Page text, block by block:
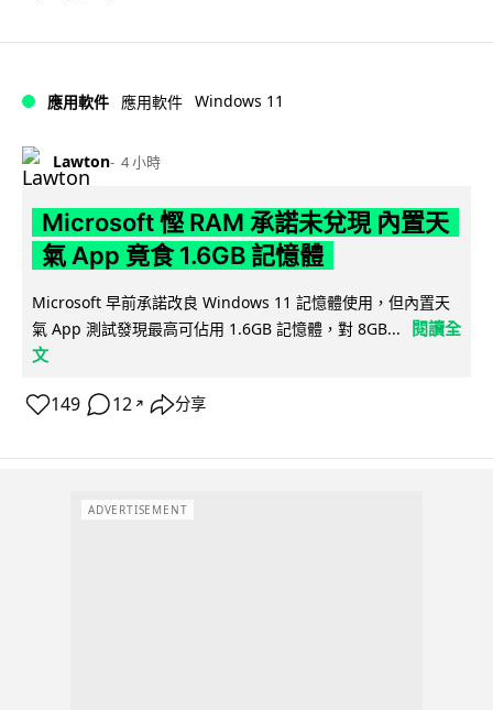
應用軟件 應用軟件 Windows 11
Lawton 4 小時
Microsoft 慳 RAM 承諾未兌現 內置天
氣 App 竟食 1.6GB 記憶體
Microsoft 早前承諾改良 Windows 11 記憶體使用，但內置天
氣 App 測試發現最高可佔用 1.6GB 記憶體，對 8GB...
閱讀全
文
149 12 ↗ 分享
ADVERTISEMENT